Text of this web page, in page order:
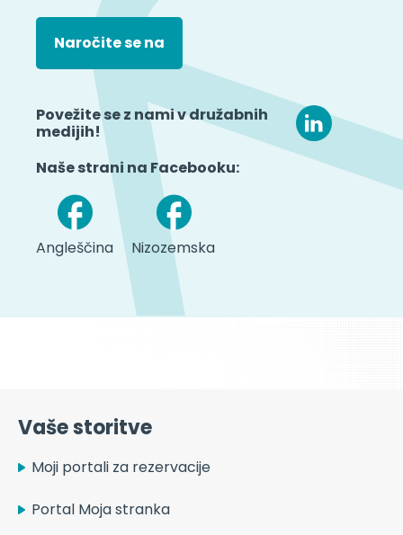
Povežite se z nami v družabnih
medijih!
Naše strani na Facebooku:
Angleščina Nizozemska
Vaše storitve
Moji portali za rezervacije
Portal Moja stranka